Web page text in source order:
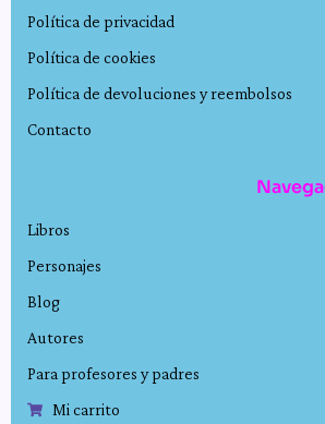
Política de privacidad
Política de cookies
Política de devoluciones y reembolsos
Contacto
Libros
Personajes
Blog
Autores
Para profesores y padres
Mi carrito